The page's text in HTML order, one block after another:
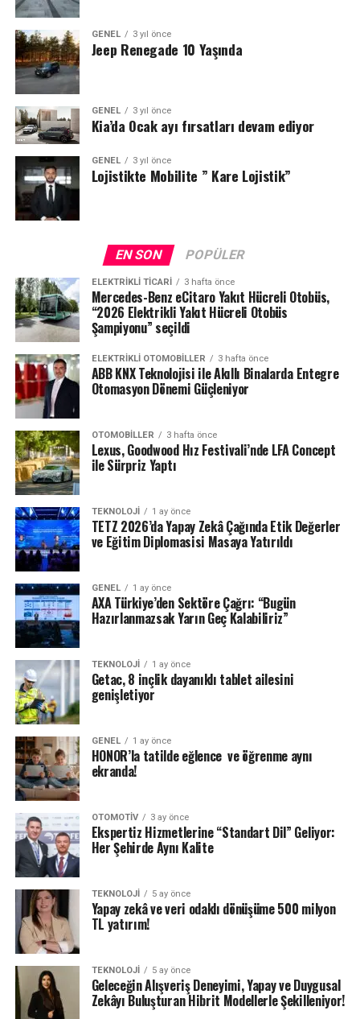
GENEL 3 yıl önce
Jeep Renegade 10 Yaşında
GENEL 3 yıl önce
Kia’da Ocak ayı fırsatları devam ediyor
GENEL 3 yıl önce
Lojistikte Mobilite ” Kare Lojistik”
EN SON POPÜLER
ELEKTRIKLI TICARI 3 hafta önce
Mercedes-Benz eCitaro Yakıt Hücreli Otobüs,
“2026 Elektrikli Yakıt Hücreli Otobüs
Şampiyonu” seçildi
ELEKTRIKLI OTOMOBILLER 3 hafta önce
ABB KNX Teknolojisi ile Akıllı Binalarda Entegre
Otomasyon Dönemi Güçleniyor
OTOMOBILLER 3 hafta önce
Lexus, Goodwood Hız Festivali’nde LFA Concept
ile Sürpriz Yaptı
TEKNOLOJI 1 ay önce
TETZ 2026’da Yapay Zekâ Çağında Etik Değerler
ve Eğitim Diplomasisi Masaya Yatırıldı
GENEL 1 ay önce
AXA Türkiye’den Sektöre Çağrı: “Bugün
Hazırlanmazsak Yarın Geç Kalabiliriz”
TEKNOLOJI 1 ay önce
Getac, 8 inçlik dayanıklı tablet ailesini
genişletiyor
GENEL 1 ay önce
HONOR’la tatilde eğlence ve öğrenme aynı
ekranda!
OTOMOTIV 3 ay önce
Ekspertiz Hizmetlerine “Standart Dil” Geliyor:
Her Şehirde Aynı Kalite
TEKNOLOJI 5 ay önce
Yapay zekâ ve veri odaklı dönüşüme 500 milyon
TL yatırım!
TEKNOLOJI 5 ay önce
Geleceğin Alışveriş Deneyimi, Yapay ve Duygusal
Zekâyı Buluşturan Hibrit Modellerle Şekilleniyor!